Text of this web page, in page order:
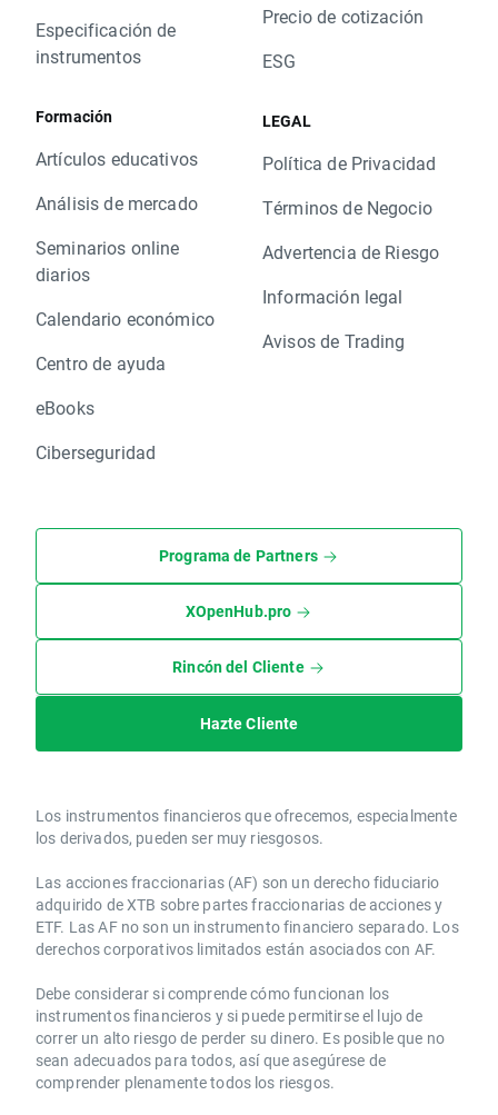
Especificación de
instrumentos
Formación
Artículos educativos
Análisis de mercado
Seminarios online
diarios
Calendario económico
Centro de ayuda
eBooks
Ciberseguridad
Precio de cotización
ESG
LEGAL
Política de Privacidad
Términos de Negocio
Advertencia de Riesgo
Información legal
Avisos de Trading
Programa de Partners
XOpenHub.pro
Rincón del Cliente
Hazte Cliente
Los instrumentos financieros que ofrecemos, especialmente
los derivados, pueden ser muy riesgosos.
Las acciones fraccionarias (AF) son un derecho fiduciario
adquirido de XTB sobre partes fraccionarias de acciones y
ETF. Las AF no son un instrumento financiero separado. Los
derechos corporativos limitados están asociados con AF.
Debe considerar si comprende cómo funcionan los
instrumentos financieros y si puede permitirse el lujo de
correr un alto riesgo de perder su dinero. Es posible que no
sean adecuados para todos, así que asegúrese de
comprender plenamente todos los riesgos.